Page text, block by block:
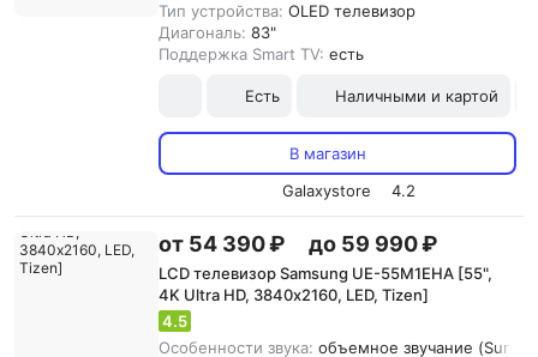
Тип устройства: OLED телевизор
Диагональ: 83"
Поддержка Smart TV: есть
Есть Наличными и картой
В магазин
Galaxystore
4.2
от 54 390 ₽ до 59 990 ₽
LCD телевизор Samsung UE-55M1EHA [55",
4K Ultra HD, 3840х2160, LED, Tizen]
4.5
Особенности звука: объемное звучание